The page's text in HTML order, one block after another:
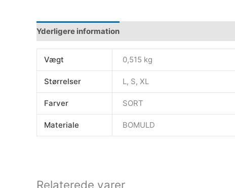
Yderligere information
Vægt 0,515 kg
Størrelser L, S, XL
Farver SORT
Materiale BOMULD
Relaterede varer